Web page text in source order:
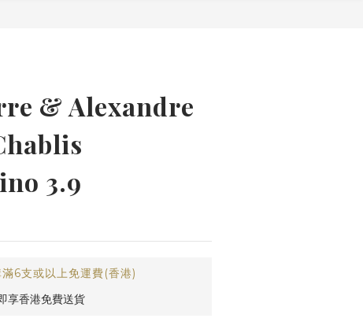
& Alexandre
3.9
6支或以上免運費(香港)
享香港免費送貨